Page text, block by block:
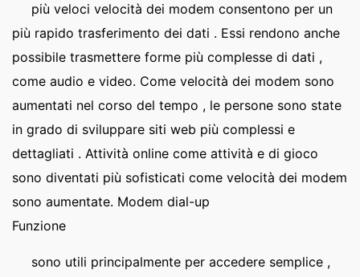
più veloci velocità dei modem consentono per un
più rapido trasferimento dei dati . Essi rendono anche
possibile trasmettere forme più complesse di dati ,
come audio e video. Come velocità dei modem sono
aumentati nel corso del tempo , le persone sono state
in grado di sviluppare siti web più complessi e
dettagliati . Attività online come attività e di gioco
sono diventati più sofisticati come velocità dei modem
sono aumentate. Modem dial-up
Funzione
sono utili principalmente per accedere semplice ,